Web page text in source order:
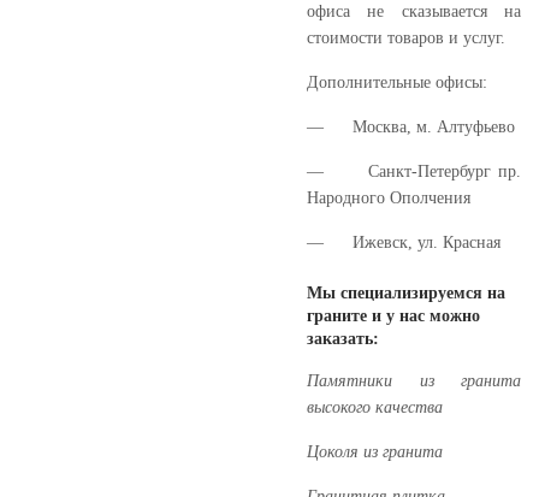
офиса не сказывается на
стоимости товаров и услуг.
Дополнительные офисы:
— Москва, м. Алтуфьево
—
Санкт-Петербург пр.
Народного Ополчения
— Ижевск, ул. Красная
Мы специализируемся на
граните и у нас можно
заказать:
Памятники из гранита
высокого качества
Цоколя из гранита